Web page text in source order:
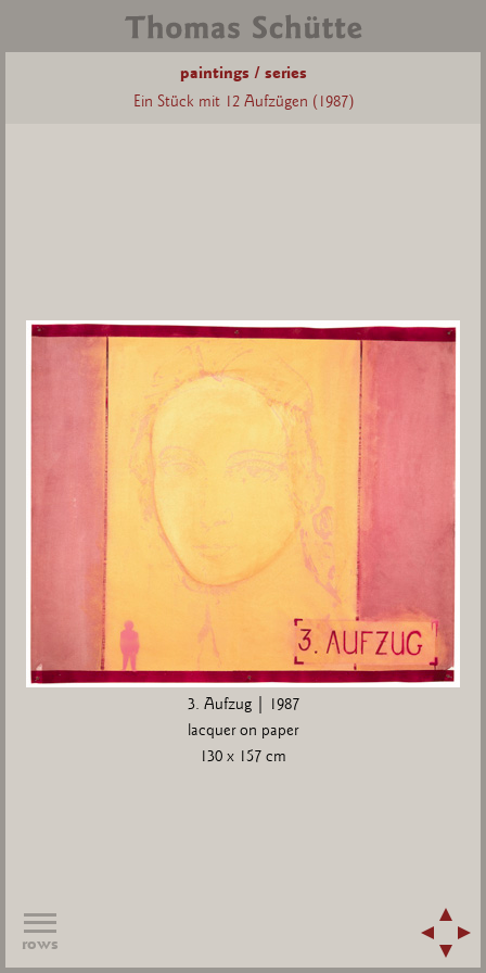
paintings / series
Ein Stück mit 12 Aufzügen (1987)
3. Aufzug | 1987
lacquer on paper
130 x 157 cm
rows